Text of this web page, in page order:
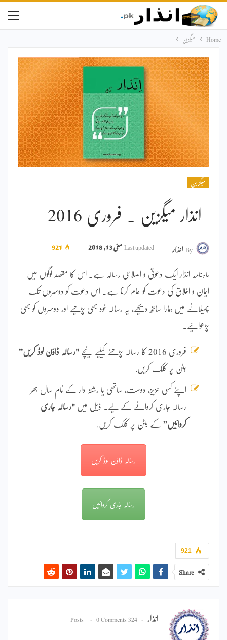
Home میگزین
میگزین
انذار میگزین ۔ فروری 2016
Byانذار Last updatedمئی 13, 2018
ماہنامہ انذار ایک دعوتی و اصلاحی رسالہ ہے۔ اس کا مقصد لوگوں میں
ایمان و اخلاق کی دعوت کو عام کرنا ہے۔ اس دعوت کو دوسروں تک
پھیلانے میں ہمارا ساتھ دیجیے، یہ رسالہ خود بھی پڑھیے اور دوسروں کو بھی
پڑھوائیے۔
فروری 2016 کا رسالہ پڑھنے کیلیے نیچے "رسالہ ڈاؤن لوڈ کریں”
بٹن پر کلک کریں.
اپنے کسی عزیز، دوست، ساتھی یا رشتہ دار کے نام سال بھر
رسالہ جاری کروانے کے لیے۔ ذیل میں "رسالہ جاری
کروائیں” کے بٹن پر کلک کریں.
رسالہ ڈاؤن لوڈ کریں
رسالہ جاری کروائیں
921
Share
انذار 324 Posts
0 Comments